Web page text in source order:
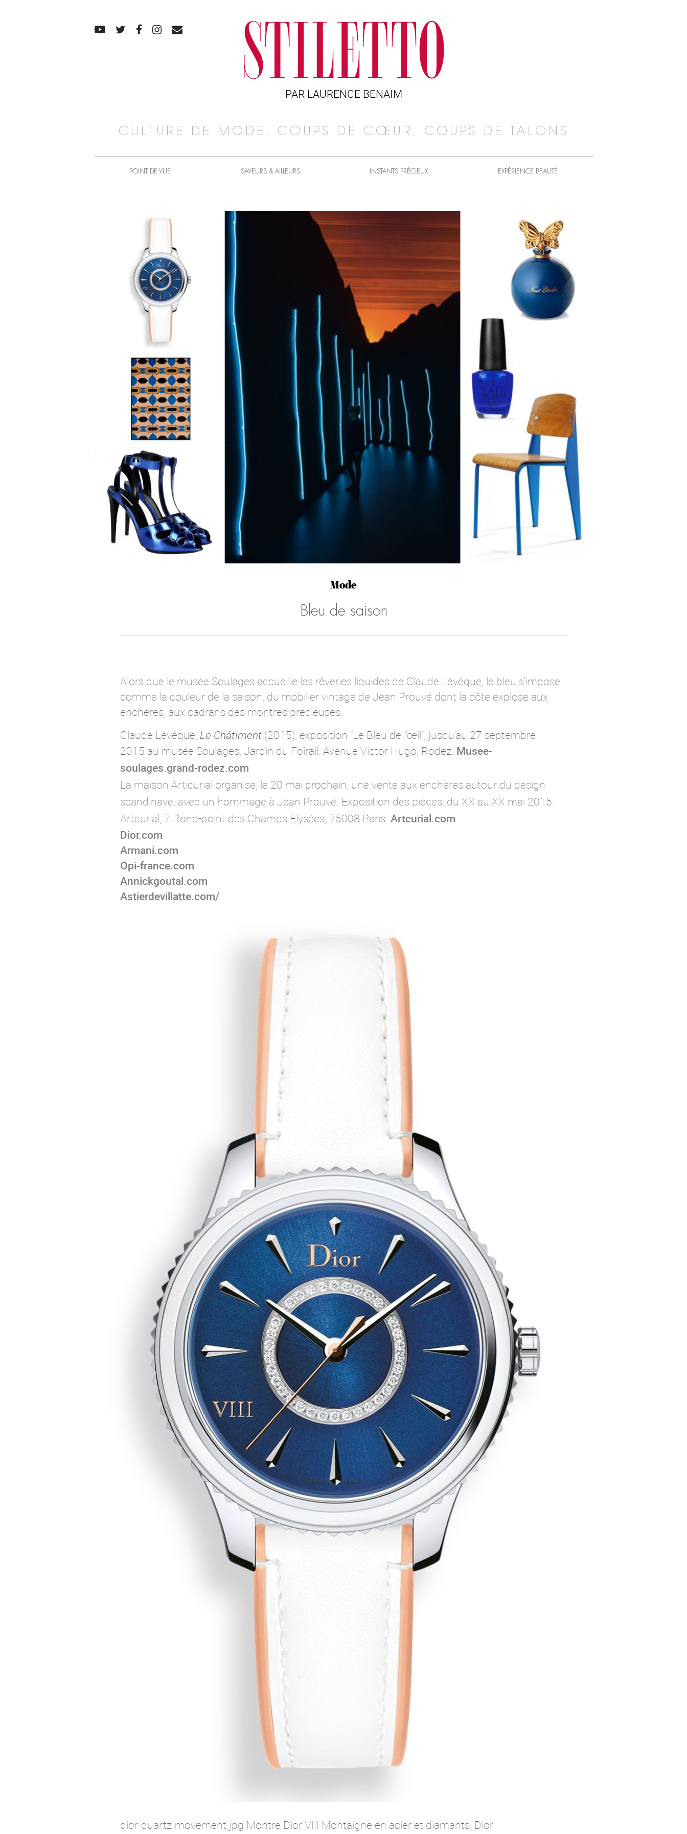
PAR LAURENCE BENAIM
CULTURE DE MODE, COUPS DE CŒUR, COUPS DE TALONS
POINT DE VUE SAVEURS & AILLEURS INSTANTS PRÉCIEUX EXPÉRIENCE BEAUTÉ
Mode
Bleu de saison
Alors que le musée Soulages accueille les rêveries liquides de Claude Lévèque, le bleu s'impose
comme la couleur de la saison, du mobilier vintage de Jean Prouvé dont la côte explose aux
enchères, aux cadrans des montres précieuses.
Claude Lévêque, Le Châtiment (2015), exposition "Le Bleu de l'œil", jusqu'au 27 septembre
2015 au musée Soulages, Jardin du Foirail, Avenue Victor Hugo, Rodez. Musee-
soulages.grand-rodez.com
La maison Articurial organise, le 20 mai prochain, une vente aux enchères autour du design
scandinave, avec un hommage à Jean Prouvé. Exposition des pièces, du XX au XX mai 2015.
Artcurial, 7 Rond-point des Champs Elysées, 75008 Paris. Artcurial.com
Dior.com
Armani.com
Opi-france.com
Annickgoutal.com
Astierdevillatte.com/
dior-quartz-movement.jpg Montre Dior VIII Montaigne en acier et diamants, Dior